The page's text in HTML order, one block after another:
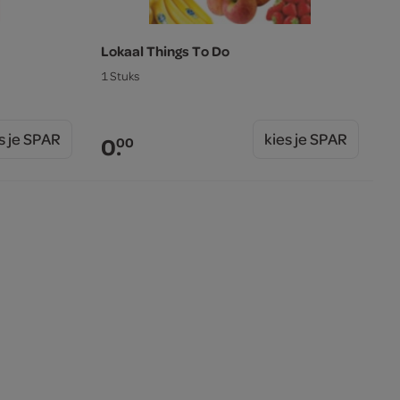
je SPAR
Lokaal Things To Do
1 Stuks
0.00 kies je SPAR